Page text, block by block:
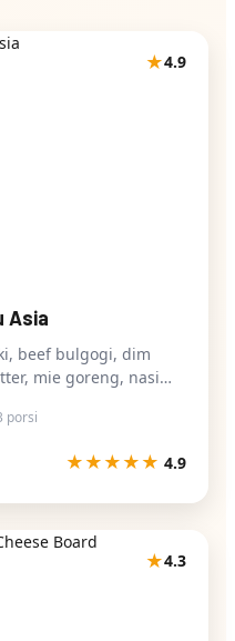
★4.9
Asia
beef bulgogi, dim
mie goreng, nasi
porsi
★★★★★ 4.9
★4.3